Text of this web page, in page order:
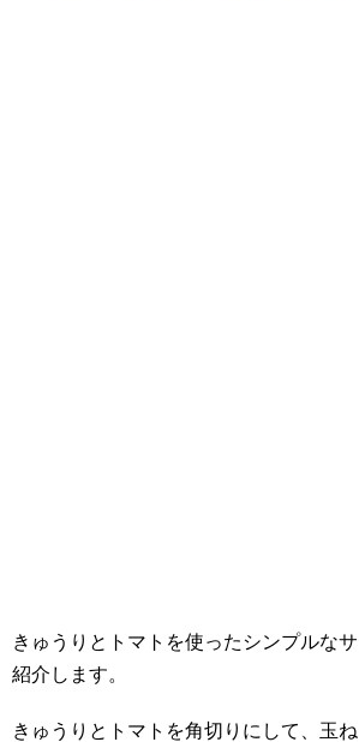
きゅうりとトマトを使ったシンプルな
紹介します。
きゅうりとトマトを角切りにして、玉